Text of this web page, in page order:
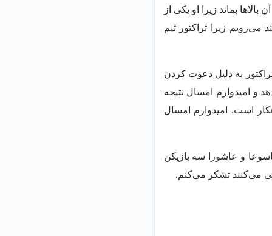
بماند زیرا او یکی از
می‌رویم زیرا تراکتور تیم
به دلیل دعوت کردن
و امیدوارم امسال نتیجه
است. امیدوارم امسال
و عاشورا سه بازیکن
می‌کنند تشکر می‌کنم.